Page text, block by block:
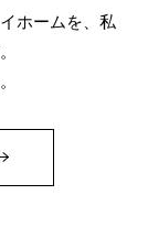
ホームを、私